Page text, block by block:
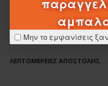
Μην το εμφανίσεις
ΧΑΡΑΚΤΗΡΙΣΤΙΚΆ
ΣΧΈΔΙΑ - ΜΠΑΤΑΡΊΕΣ
ΛΕΠΤΟΜΈΡΕΙΕΣ ΑΠΟΣΤΟΛΉΣ